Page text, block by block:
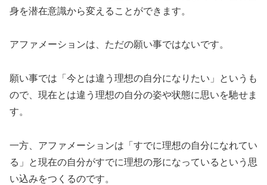
身を潜在意識から変えることができます。
アファメーションは、ただの願い事ではないです。
願い事では「今とは違う理想の自分になりたい」というも
ので、現在とは違う理想の自分の姿や状態に思いを馳せま
す。
一方、アファメーションは「すでに理想の自分になれてい
る」と現在の自分がすでに理想の形になっているという思
い込みをつくるのです。